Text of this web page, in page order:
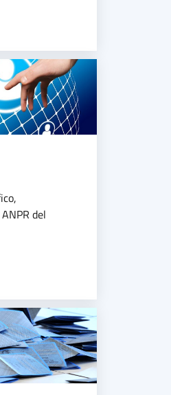
LAVORI
del